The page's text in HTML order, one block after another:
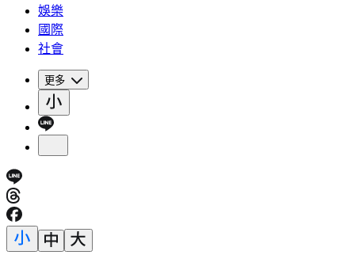
娛樂
國際
社會
更多